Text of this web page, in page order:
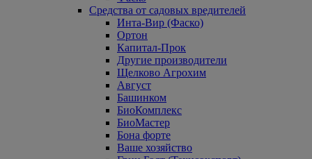
Средства от садовых вредителей
Инта-Вир (Фаско)
Ортон
Капитал-Прок
Другие производители
Щелково Агрохим
Август
Башинком
БиоКомплекс
БиоМастер
Бона форте
Ваше хозяйство